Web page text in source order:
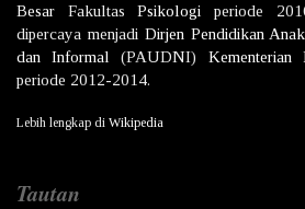
Besar FakultasPsikologi periode
dipercaya menjadi Dirjen Pendidikan
dan Informal
(PAUDNI) Kementerian
periode 2012-2014.
Lebih lengkap di Wikipedia
Tautan